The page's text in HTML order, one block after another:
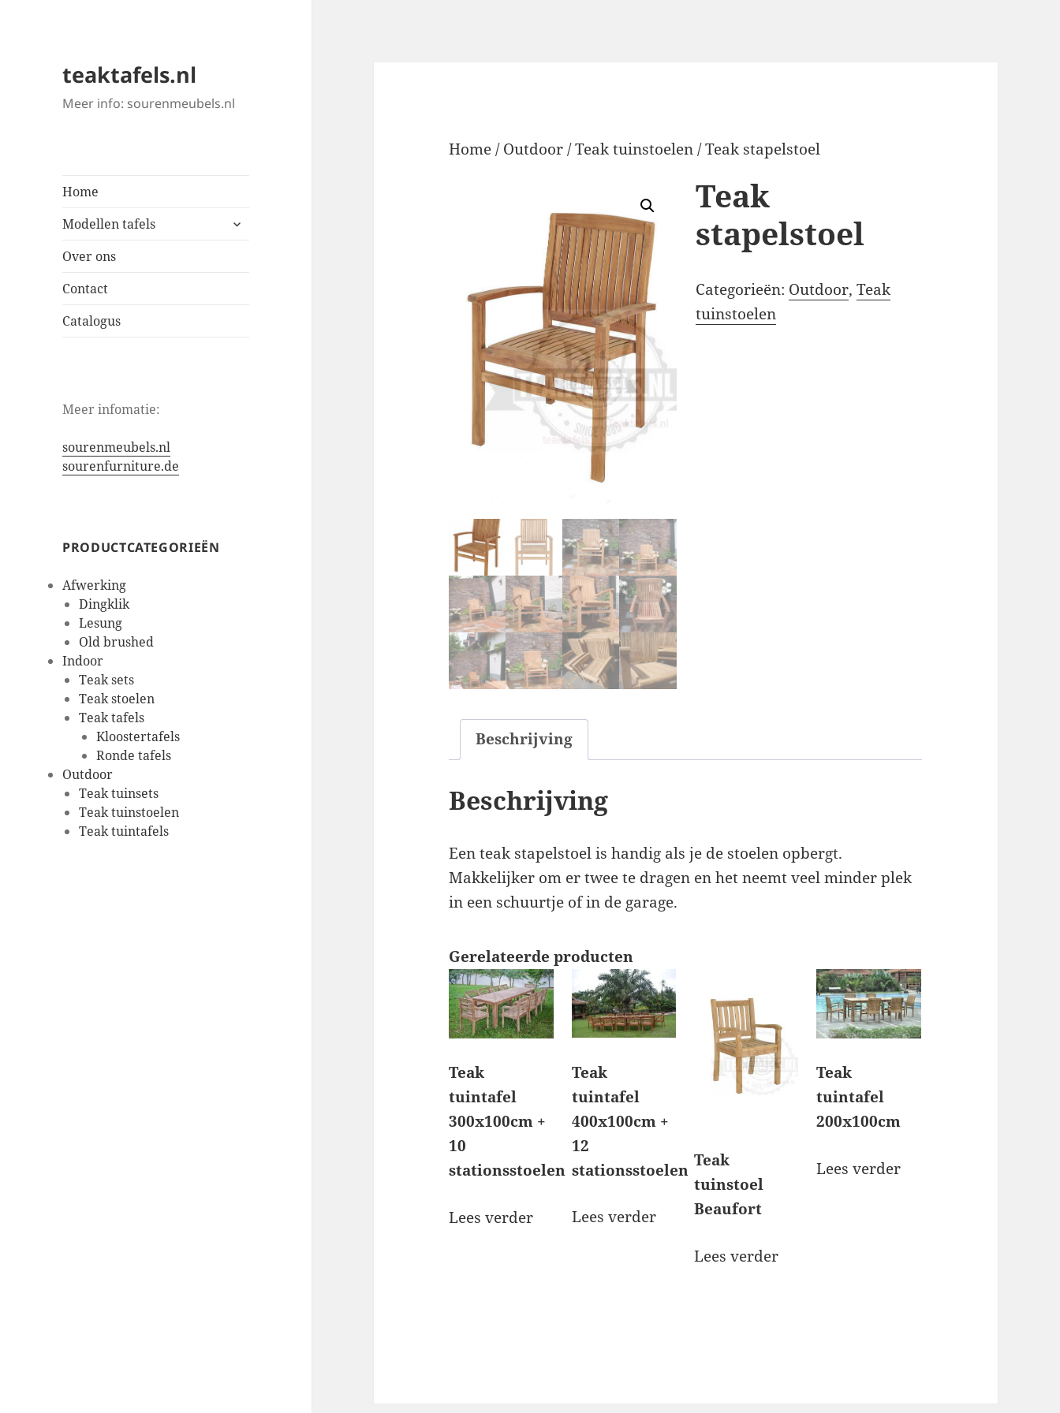
teaktafels.nl
Meer info: sourenmeubels.nl
Home
Modellen tafels
submenu
Over ons
Contact
Catalogus
Meer infomatie:
sourenmeubels.nl
sourenfurniture.de
PRODUCTCATEGORIEËN
Afwerking
Dingklik
Lesung
Old brushed
Indoor
Teak sets
Teak stoelen
Teak tafels
Kloostertafels
Ronde tafels
Outdoor
Teak tuinsets
Teak tuinstoelen
Teak tuintafels
Home/Outdoor/Teak tuinstoelen/ Teak stapelstoel
Teak
stapelstoel
Categorieën: Outdoor, Teak
tuinstoelen
Beschrijving
Beschrijving
Een teak stapelstoel is handig als je de stoelen opbergt.
Makkelijker om er twee te dragen en het neemt veel minder plek
in een schuurtje of in de garage.
Gerelateerde producten
Teak
tuintafel
300x100cm +
10
stationsstoelen
Lees verder
Teak
tuintafel
400x100cm +
12
stationsstoelen
Lees verder
Teak
tuinstoel
Beaufort
Lees verder
Teak
tuintafel
200x100cm
Lees verder